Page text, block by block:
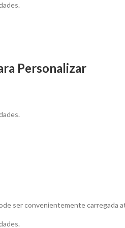
Personalizar
ser convenientemente carregada